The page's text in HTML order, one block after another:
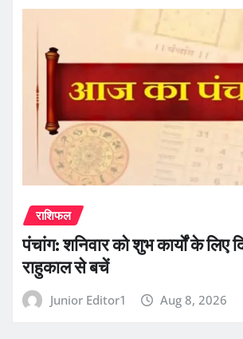
राशिफल
पंचांग: शनिवार को शुभ कार्यों के लिए
राहुकाल से बचें
Junior Editor1 Aug 8, 2026